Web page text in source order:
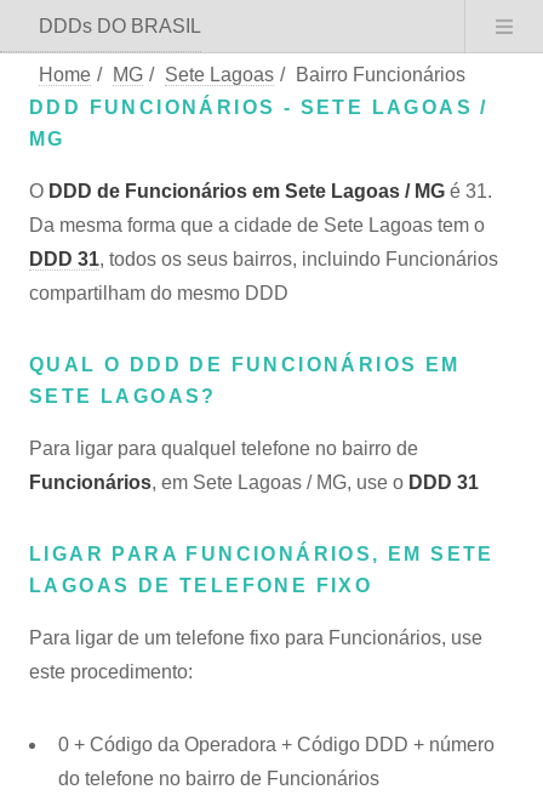
DDDs DO BRASIL
Home / MG / Sete Lagoas /
Bairro Funcionários
DDD FUNCIONÁRIOS - SETE LAGOAS /
MG
O DDD de Funcionários em Sete Lagoas / MG é 31.
Da mesma forma que a cidade de Sete Lagoas tem o
DDD 31, todos os seus bairros, incluindo Funcionários
compartilham do mesmo DDD
QUAL O DDD DE FUNCIONÁRIOS EM
SETE LAGOAS?
Para ligar para qualquel telefone no bairro de
Funcionários, em Sete Lagoas / MG, use o DDD 31
LIGAR PARA FUNCIONÁRIOS, EM SETE
LAGOAS DE TELEFONE FIXO
Para ligar de um telefone fixo para Funcionários, use
este procedimento:
0 + Código da Operadora + Código DDD + número
do telefone no bairro de Funcionários